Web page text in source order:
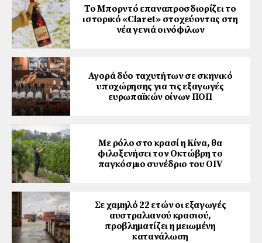
Το Μπορντό επαναπροσδιορίζει το
ιστορικό «Claret» στοχεύοντας στη
νέα γενιά οινόφιλων
Αγορά δύο ταχυτήτων σε σκηνικό
υποχώρησης για τις εξαγωγές
ευρωπαϊκών οίνων ΠΟΠ
Με ρόλο στο κρασί η Κίνα, θα
φιλοξενήσει τον Οκτώβρη το
παγκόσμιο συνέδριο του ΟΙV
Σε χαμηλό 22 ετών οι εξαγωγές
αυστραλιανού κρασιού,
προβληματίζει η μειωμένη
κατανάλωση